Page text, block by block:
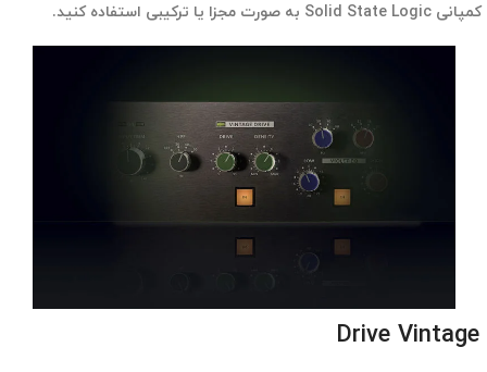
کمپانی Solid State Logic به صورت مجزا یا ترکیبی استفاده کنید.
Drive Vintage